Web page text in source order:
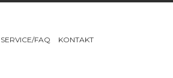
SERVICE/FAQ KONTAKT